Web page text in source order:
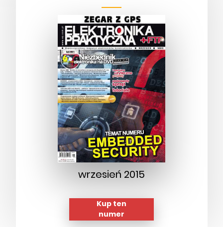
wrzesień 2015
Kup ten
numer